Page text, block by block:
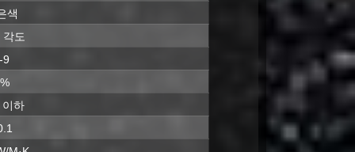
색
도
9
이하